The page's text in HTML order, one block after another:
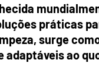
práticas
surge
adaptáveis ao